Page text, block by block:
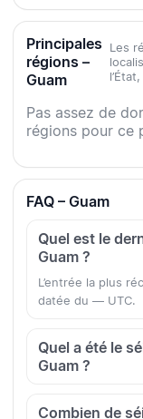
Principales
régions –
Guam
Les
Pas assez de
régions pour ce
FAQ – Guam
Quel est le
Guam ?
L’entrée la plus
datée du — UTC.
Quel a été le
Guam ?
Combien de